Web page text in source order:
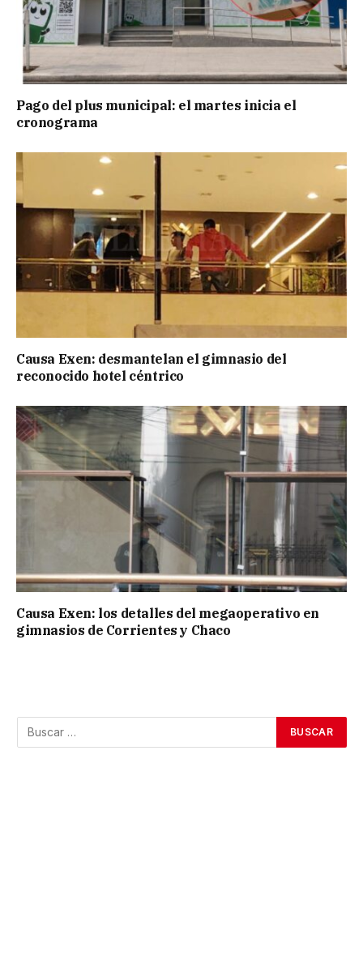
Pago del plus municipal: el martes inicia el
cronograma
Causa Exen: desmantelan el gimnasio del
reconocido hotel céntrico
Causa Exen: los detalles del megaoperativo en
gimnasios de Corrientes y Chaco